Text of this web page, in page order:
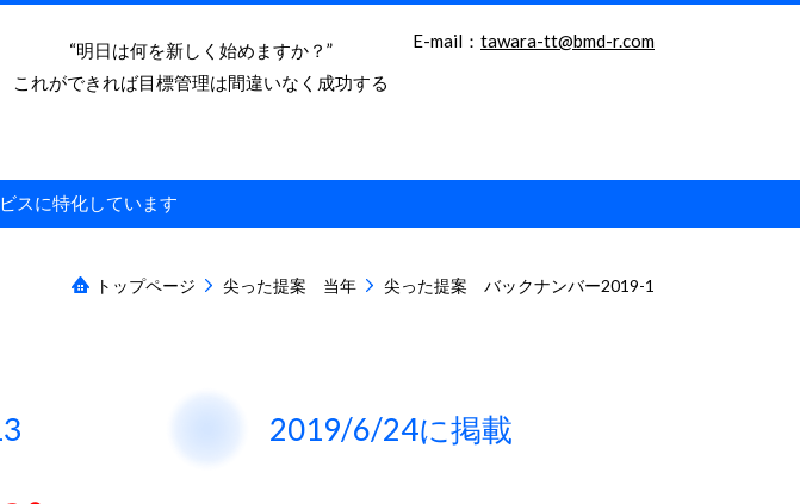
“明日は何を新しく始めますか？”
これができれば目標管理は間違いなく成功する
E-mail： tawara-tt@bmd-r.com
スに特化しています
トップページ 尖った提案 当年 尖った提案 バックナンバー2019-1
213 2019/6/24に掲載